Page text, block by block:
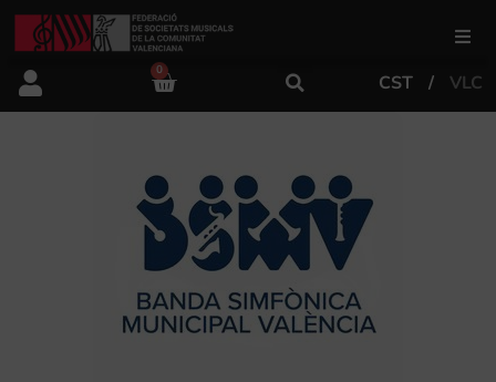
FSMCV
Área educativa
Área artística
0
CST VLC